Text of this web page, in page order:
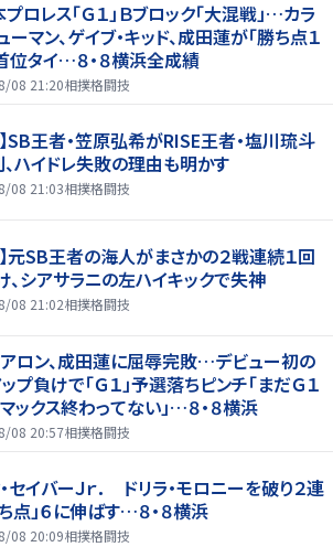
ロレス「Ｇ１」Ｂブロック「大混戦」…カラ
ーマン、ゲイブ・キッド、成田蓮が「勝ち点１
位タイ…８・８横浜全成績
08 21:20相撲格闘技
】SB王者・笠原弘希がRISE王者・塩川琉斗
ハイドレ失敗の理由も明かす
08 21:03相撲格闘技
】元SB王者の海人がまさかの２戦連続１回
、シアサラニの左ハイキックで失神
08 21:02相撲格闘技
ロン、成田蓮に屈辱完敗…デビュー初の
プ負けで「Ｇ１」予選落ちピンチ「まだＧ１
ックス終わってない」…８・８横浜
08 20:57相撲格闘技
セイバーＪｒ． ドリラ・モロニーを破り２連
点」６に伸ばす…８・８横浜
08 20:09相撲格闘技